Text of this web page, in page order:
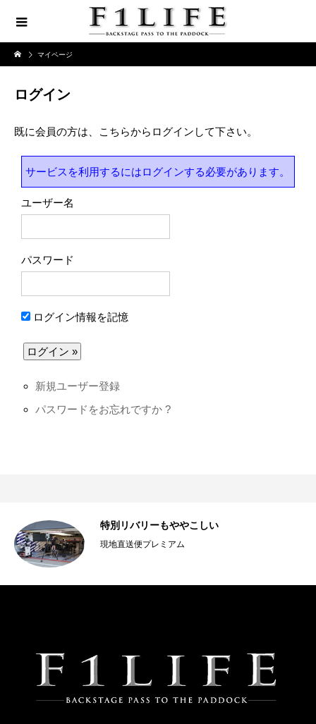
マイページ
ログイン
既に会員の方は、こちらからログインして下さい。
サービスを利用するにはログインする必要があります。
ユーザー名
パスワード
ログイン情報を記憶
新規ユーザー登録
パスワードをお忘れですか ?
特別リバリーもややこしい
現地直送便プレミアム